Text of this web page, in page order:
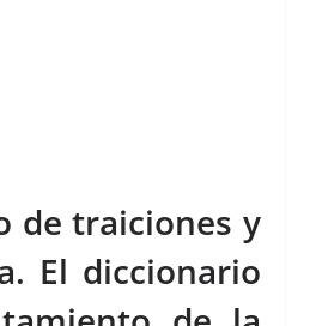
de traiciones y
El diccionario